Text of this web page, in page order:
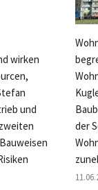
wirken
und
der